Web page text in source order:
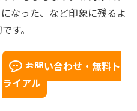
なった、など印象に残るよ
す。
お問い合わせ・無料ト
ライアル